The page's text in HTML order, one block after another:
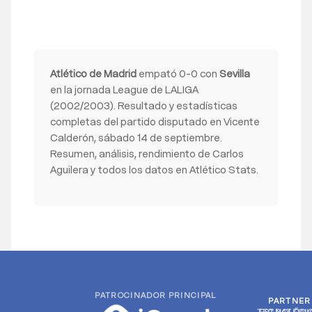
Atlético de Madrid empató 0-0 con Sevilla
en la jornada League de LALIGA
(2002/2003). Resultado y estadísticas
completas del partido disputado en Vicente
Calderón, sábado 14 de septiembre.
Resumen, análisis, rendimiento de Carlos
Aguilera y todos los datos en Atlético Stats.
PARTNER
PATROCINADOR PRINCIPAL
PARTNER